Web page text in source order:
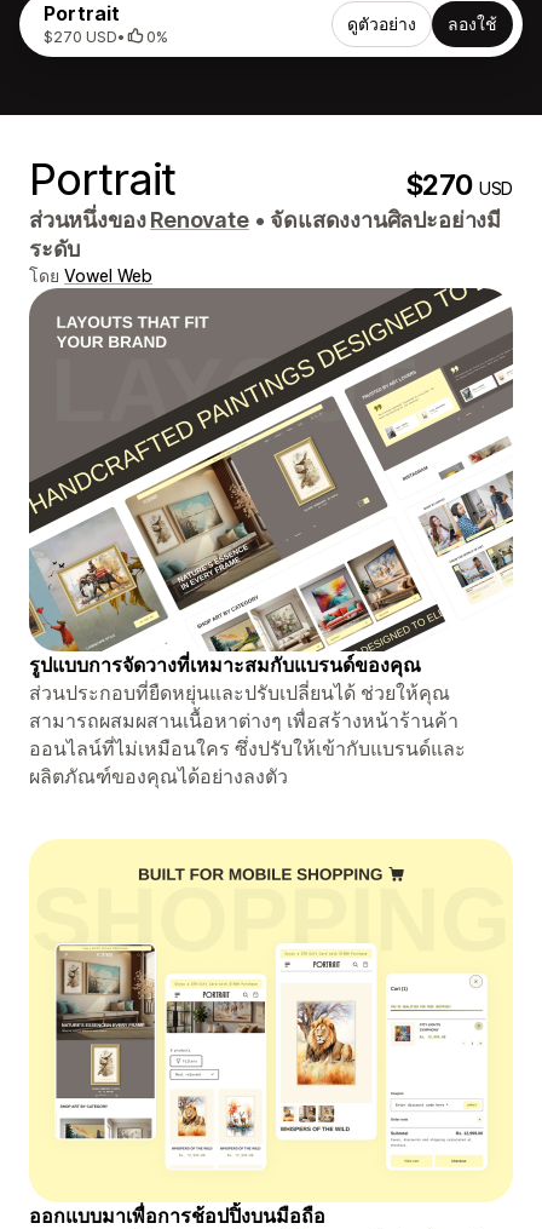
Portrait
$270 USD• 0%
ดูตัวอย่าง ลองใช้
Portrait $270USD
ส่วนหนึ่งของRenovate • จัดแสดงงานศิลปะอย่างมี
ระดับ
โดย Vowel Web
รูปแบบการจัดวางที่เหมาะสมกับแบรนด์ของคุณ
ส่วนประกอบที่ยืดหยุ่นและปรับเปลี่ยนได้ ช่วยให้คุณ
สามารถผสมผสานเนื้อหาต่างๆ เพื่อสร้างหน้าร้านค้า
ออนไลน์ที่ไม่เหมือนใคร ซึ่งปรับให้เข้ากับแบรนด์และ
ผลิตภัณฑ์ของคุณได้อย่างลงตัว
ออกแบบมาเพื่อการช้อปปิ้งบนมือถือ